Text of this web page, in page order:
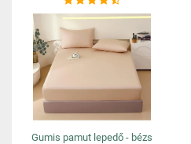
Gumis pamut lepedő - bézs